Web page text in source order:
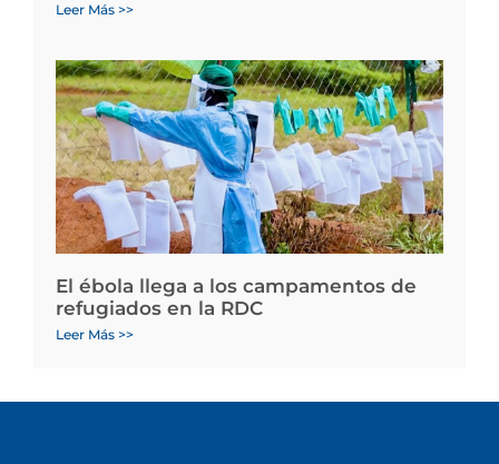
Leer Más >>
El ébola llega a los campamentos de
refugiados en la RDC
Leer Más >>